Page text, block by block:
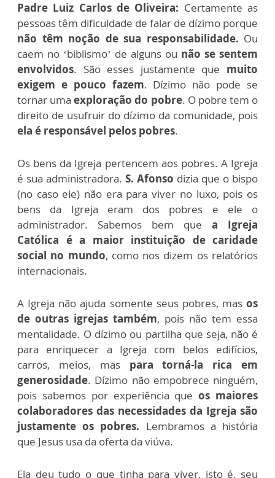
Padre Luiz Carlos de Oliveira: Certamente as
pessoas têm dificuldade de falar de dízimo porque
não têm noção de sua responsabilidade. Ou
caem no ‘biblismo’ de alguns ou não se sentem
envolvidos. São esses justamente que muito
exigem e pouco fazem. Dízimo não pode se
tornar umaexploração do pobre. O pobre tem o
direito de usufruir do dízimo da comunidade, pois
ela é responsável pelos pobres.
Os bens da Igreja pertencem aos pobres. A Igreja
é sua administradora. S. Afonso dizia que o bispo
(no caso ele) não era para viver no luxo, pois os
bens da Igreja eram dos pobres e ele o
administrador. Sabemos bem que a Igreja
Católica é a maior instituição de caridade
social no mundo, como nos dizem os relatórios
internacionais.
A Igreja não ajuda somente seus pobres, mas os
de outras igrejas também, pois não tem essa
mentalidade. O dízimo ou partilha que seja, não é
para enriquecer a Igreja com belos edifícios,
carros, meios, mas para torná-la rica em
generosidade. Dízimo não empobrece ninguém,
pois sabemos por experiência queos maiores
colaboradores das necessidades da Igreja são
justamente os pobres. Lembramos a história
que Jesus usa da oferta da viúva.
Ela deu tudo o que tinha para viver, isto é, seu